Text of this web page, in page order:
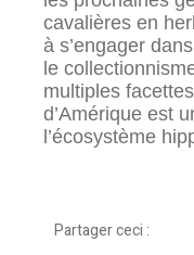
cavalières en
à s’engager
le
multiples
d’Amérique est
l’écosystème
Partager ceci :